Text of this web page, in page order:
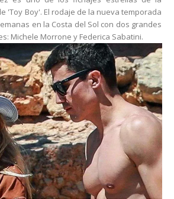
'Toy Boy'. El rodaje de la nueva temporada
en la Costa del Sol con dos grandes
Michele Morrone y Federica Sabatini.